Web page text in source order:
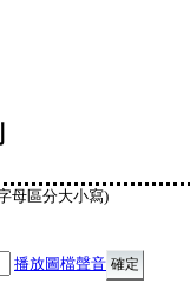
母區分大小寫)
播放圖檔聲音